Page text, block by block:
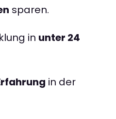
sparen.
in unter 24
in der